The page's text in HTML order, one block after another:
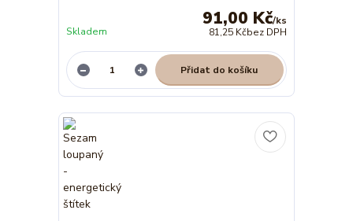
91,00 Kč/ks
81,25 Kčbez DPH
Skladem
Přidat do košíku